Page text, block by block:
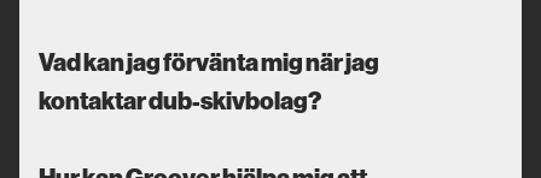
Vad kan jag förvänta mig när jag
kontaktar dub-skivbolag?